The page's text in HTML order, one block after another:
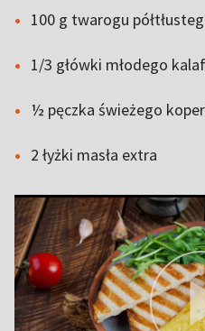
100 g twarogu
1/3 główki młodego
½ pęczka świeżego
2 łyżki masła extra